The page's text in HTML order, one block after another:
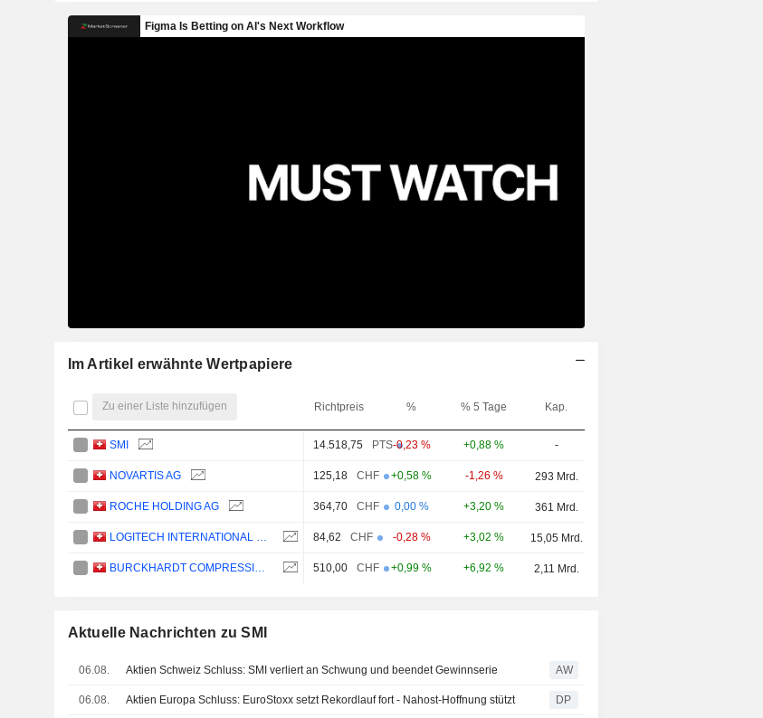
Im Artikel erwähnte Wertpapiere
Zu einer Liste hinzufügen Richtpreis % % 5 Tage Kap.
SMI 14.518,75 PTS-0,23 % +0,88 % -
NOVARTIS AG 125,18 CHF +0,58 % -1,26 % 293 Mrd.
ROCHE HOLDING AG 364,70 CHF 0,00 % +3,20 % 361 Mrd.
84,62 CHF -0,28 % +3,02 % 15,05 Mrd.
510,00 CHF +0,99 % +6,92 % 2,11 Mrd.
Aktuelle Nachrichten zu SMI
06.08. Aktien Schweiz Schluss: SMI verliert an Schwung und beendet Gewinnserie AW
06.08. Aktien Europa Schluss: EuroStoxx setzt Rekordlauf fort - Nahost-Hoffnung stützt DP